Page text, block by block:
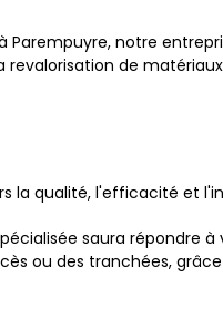
Parempuyre, notre
de
la qualité, l'efficacité et
saura répondre
ou des tranchées,